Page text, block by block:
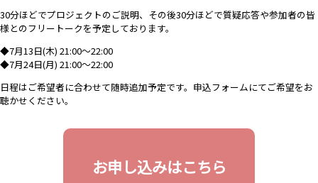
30分ほどでプロジェクトのご説明、その後30分ほどで質疑応答や参加者の皆
様とのフリートークを予定しております。
◆7月13日(木) 21:00〜22:00
◆7月24日(月) 21:00〜22:00
日程はご希望者に合わせて随時追加予定です。申込フォームにてご希望をお
聴かせください。
お申し込みはこちら